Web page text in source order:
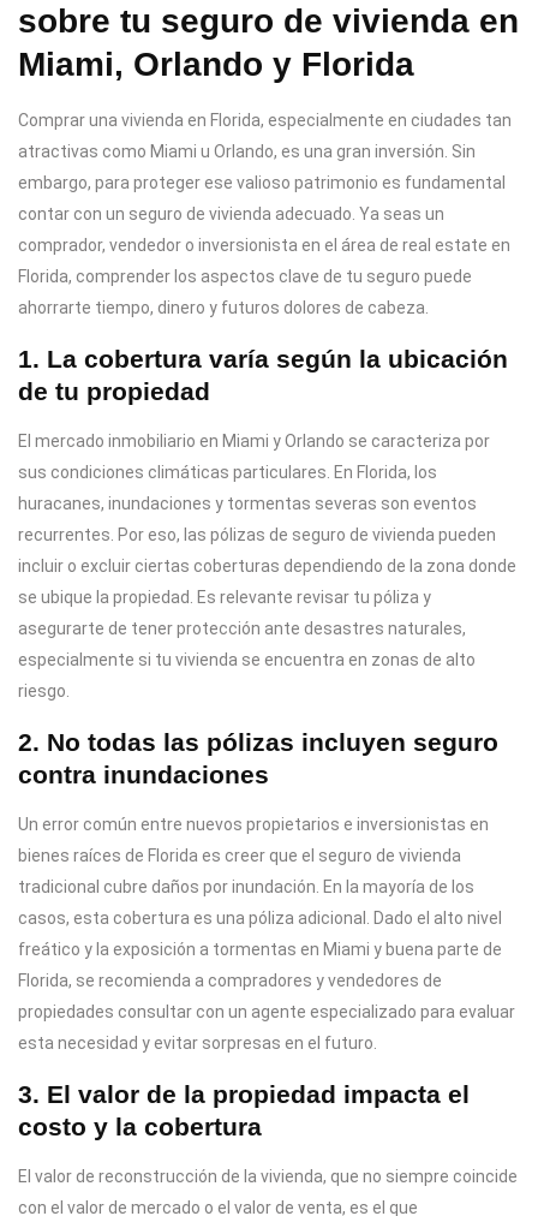
sobre tu seguro de vivienda en
Miami, Orlando y Florida
Comprar una vivienda en Florida, especialmente en ciudades tan
atractivas como Miami u Orlando, es una gran inversión. Sin
embargo, para proteger ese valioso patrimonio es fundamental
contar con un seguro de vivienda adecuado. Ya seas un
comprador, vendedor o inversionista en el área de real estate en
Florida, comprender los aspectos clave de tu seguro puede
ahorrarte tiempo, dinero y futuros dolores de cabeza.
1. La cobertura varía según la ubicación
de tu propiedad
El mercado inmobiliario en Miami y Orlando se caracteriza por
sus condiciones climáticas particulares. En Florida, los
huracanes, inundaciones y tormentas severas son eventos
recurrentes. Por eso, las pólizas de seguro de vivienda pueden
incluir o excluir ciertas coberturas dependiendo de la zona donde
se ubique la propiedad. Es relevante revisar tu póliza y
asegurarte de tener protección ante desastres naturales,
especialmente si tu vivienda se encuentra en zonas de alto
riesgo.
2. No todas las pólizas incluyen seguro
contra inundaciones
Un error común entre nuevos propietarios e inversionistas en
bienes raíces de Florida es creer que el seguro de vivienda
tradicional cubre daños por inundación. En la mayoría de los
casos, esta cobertura es una póliza adicional. Dado el alto nivel
freático y la exposición a tormentas en Miami y buena parte de
Florida, se recomienda a compradores y vendedores de
propiedades consultar con un agente especializado para evaluar
esta necesidad y evitar sorpresas en el futuro.
3. El valor de la propiedad impacta el
costo y la cobertura
El valor de reconstrucción de la vivienda, que no siempre coincide
con el valor de mercado o el valor de venta, es el que